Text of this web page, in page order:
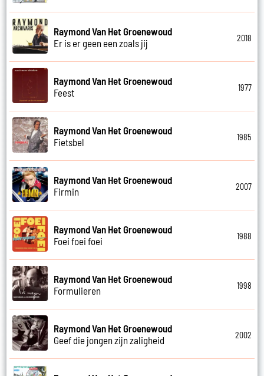
Raymond Van Het Groenewoud
Er is er geen een zoals jij
2018
Raymond Van Het Groenewoud
Feest
1977
Raymond Van Het Groenewoud
Fietsbel
1985
Raymond Van Het Groenewoud
Firmin
2007
Raymond Van Het Groenewoud
Foei foei foei
1988
Raymond Van Het Groenewoud
Formulieren
1998
Raymond Van Het Groenewoud
Geef die jongen zijn zaligheid
2002